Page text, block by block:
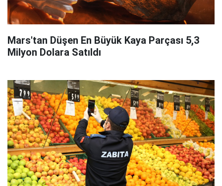
Mars'tan Düşen En Büyük Kaya Parçası 5,3
Milyon Dolara Satıldı